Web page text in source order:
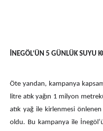
İNEGÖL’ÜN 5 GÜNLÜK SUYU
Öte yandan, kampanya
litre atık yağın 1 milyon
atık yağ ile kirlenmesi
oldu. Bu kampanya ile